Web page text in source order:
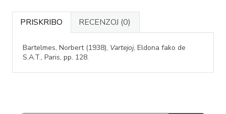
PRISKRIBO RECENZOJ (0)
Bartelmes, Norbert (1938), Vartejoj, Eldona fako de
S.A.T., Paris, pp. 128.